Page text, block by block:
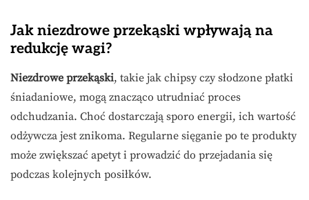
Jak niezdrowe przekąski wpływają na
redukcję wagi?
Niezdrowe przekąski, takie jak chipsy czy słodzone płatki
śniadaniowe, mogą znacząco utrudniać proces
odchudzania. Choć dostarczają sporo energii, ich wartość
odżywcza jest znikoma. Regularne sięganie po te produkty
może zwiększać apetyt i prowadzić do przejadania się
podczas kolejnych posiłków.